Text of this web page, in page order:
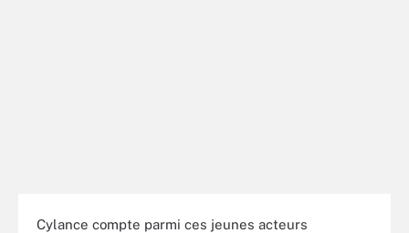
Cylance compte parmi ces jeunes acteurs